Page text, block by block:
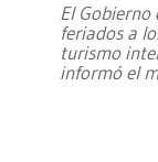
El
feriados a
turismo
informó el